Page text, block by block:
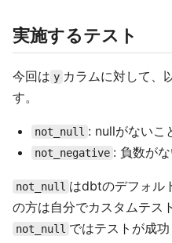
実施するテスト
今回は y カラムに対して、
す。
not_null : nullがないこ
not_negative : 負数が
not_null はdbtのデフォル
の方は自分でカスタムテス
not_null ではテストが成功